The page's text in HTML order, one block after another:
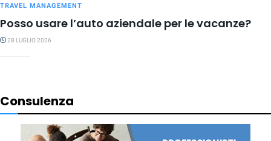
TRAVEL MANAGEMENT
Posso usare l’auto aziendale per le vacanze?
28 LUGLIO 2026
Consulenza